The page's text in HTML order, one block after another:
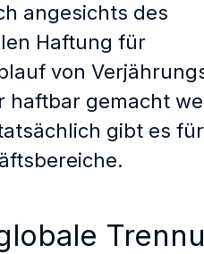
angesichts des
Haftung für
von
haftbar gemacht
gibt es für